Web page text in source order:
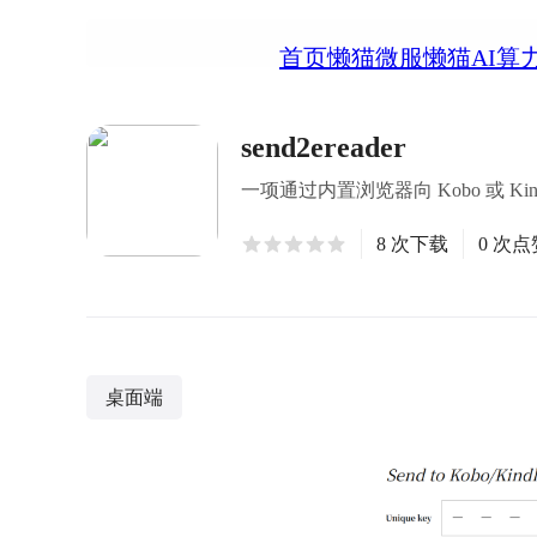
首页懒猫微服懒猫AI算
send2ereader
一项通过内置浏览器向 Kobo 或
8 次下载 0 次点
桌面端